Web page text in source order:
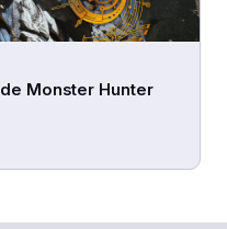
Monster Hunter